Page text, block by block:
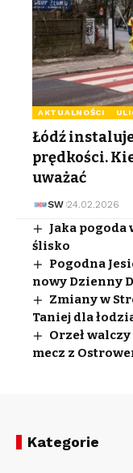
AKTUALNOŚCI
Łódź
prędkości.
uważać
SW 24.02.2026
Jaka pogoda
ślisko
Pogodna
nowy Dzienny
Zmiany w
Taniej dla
Orzeł
mecz z
Kategorie